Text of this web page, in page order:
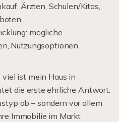
Ärzten, Schulen/Kitas,
mögliche
Nutzungsoptionen
ist mein Haus in
die erste ehrliche Antwort:
ab – sondern vor allem
Immobilie im Markt